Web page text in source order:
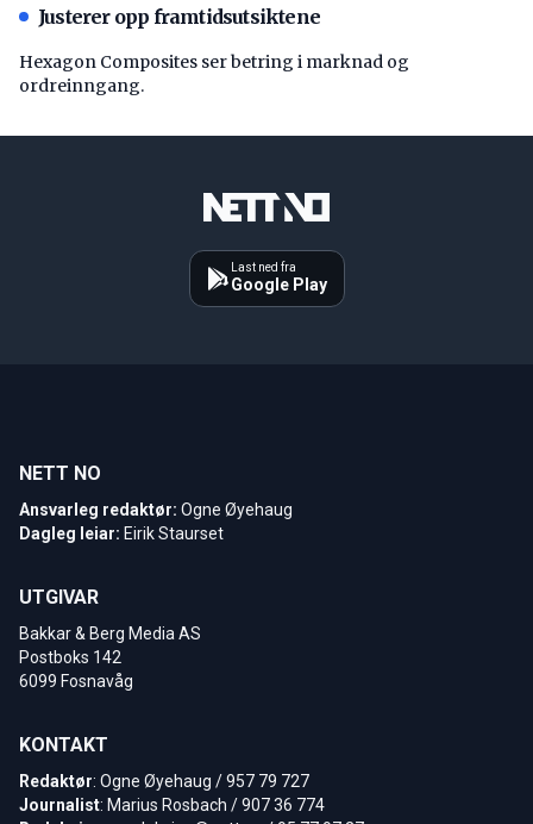
Justerer opp framtidsutsiktene
Hexagon Composites ser betring i marknad og
ordreinngang.
Last ned fra
Google Play
NETT NO
Ansvarleg redaktør: Ogne Øyehaug
Dagleg leiar: Eirik Staurset
UTGIVAR
Bakkar & Berg Media AS
Postboks 142
6099 Fosnavåg
KONTAKT
Redaktør: Ogne Øyehaug / 957 79 727
Journalist: Marius Rosbach / 907 36 774